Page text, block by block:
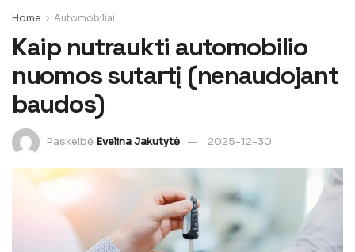
Home Automobiliai
Kaip nutraukti automobilio
nuomos sutartį (nenaudojant
baudos)
Paskelbė Evelina Jakutytė 2025-12-30